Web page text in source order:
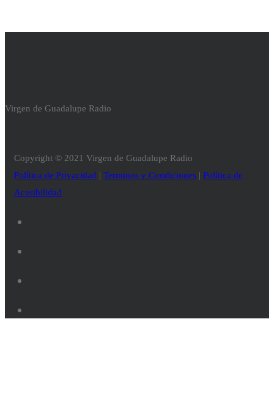
Virgen de Guadalupe Radio
Copyright © 2021 Virgen de Guadalupe Radio
Política de Privacidad | Terminos y Condiciones | Política de
Acesibilidad